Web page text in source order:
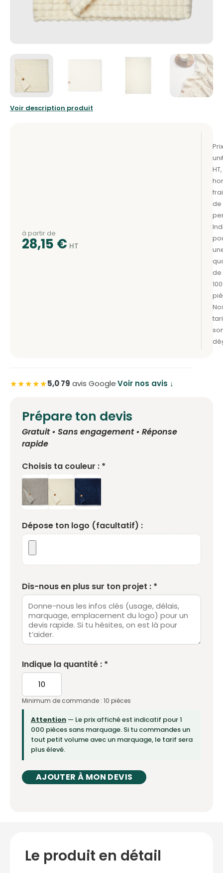
Voir description produit
à partir de
28,15 €
★★★★★5,0·79 avis Google·Voir nos avis ↓
Prépare ton devis
Gratuit • Sans engagement • Réponse
rapide
Choisis ta couleur : *
Dépose ton logo (facultatif) :
Dis-nous en plus sur ton projet : *
Indique la quantité : *
Minimum de commande : 10 pièces
Attention — Le prix affiché est indicatif pour 1
000 pièces sans marquage. Si tu commandes un
tout petit volume avec un marquage, le tarif sera
plus élevé.
AJOUTER À MON DEVIS
Le produit en détail